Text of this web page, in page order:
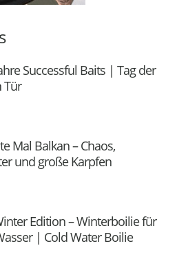
Successful Baits | Tag der
Tür
Mal Balkan – Chaos,
und große Karpfen
Edition – Winterboilie für
| Cold Water Boilie